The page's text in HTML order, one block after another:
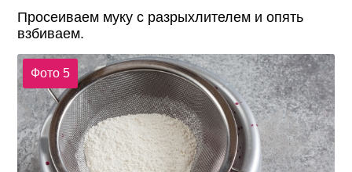
Просеиваем муку с разрыхлителем и опять
взбиваем.
Фото 5